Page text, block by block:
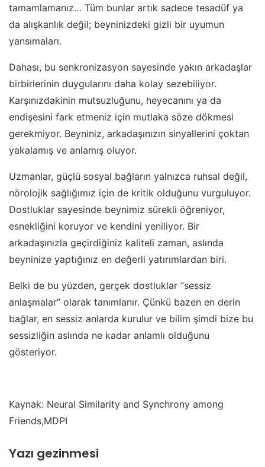
tamamlamanız… Tüm bunlar artık sadece tesadüf ya
da alışkanlık değil; beyninizdeki gizli bir uyumun
yansımaları.
Dahası, bu senkronizasyon sayesinde yakın arkadaşlar
birbirlerinin duygularını daha kolay sezebiliyor.
Karşınızdakinin mutsuzluğunu, heyecanını ya da
endişesini fark etmeniz için mutlaka söze dökmesi
gerekmiyor. Beyniniz, arkadaşınızın sinyallerini çoktan
yakalamış ve anlamış oluyor.
Uzmanlar, güçlü sosyal bağların yalnızca ruhsal değil,
nörolojik sağlığımız için de kritik olduğunu vurguluyor.
Dostluklar sayesinde beynimiz sürekli öğreniyor,
esnekliğini koruyor ve kendini yeniliyor. Bir
arkadaşınızla geçirdiğiniz kaliteli zaman, aslında
beyninize yaptığınız en değerli yatırımlardan biri.
Belki de bu yüzden, gerçek dostluklar “sessiz
anlaşmalar” olarak tanımlanır. Çünkü bazen en derin
bağlar, en sessiz anlarda kurulur ve bilim şimdi bize bu
sessizliğin aslında ne kadar anlamlı olduğunu
gösteriyor.
Kaynak: Neural Similarity and Synchrony among
Friends,MDPI
Yazı gezinmesi